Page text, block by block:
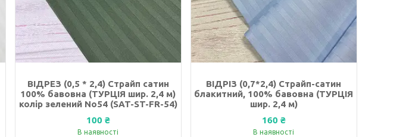
ВІДРЕЗ (0,5 * 2,4) Страйп сатин
100% бавовна (ТУРЦІЯ шир. 2,4 м)
колір зелений No54 (SAT-ST-FR-54)
100 ₴
В наявності
ВІДРІЗ (0,7*2,4) Страйп-сатин
блакитний, 100% бавовна (ТУРЦІЯ
шир. 2,4 м)
160 ₴
В наявності